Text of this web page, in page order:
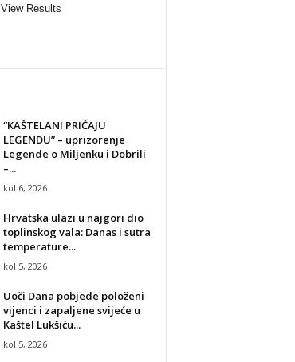
View Results
“KAŠTELANI PRIČAJU
LEGENDU” – uprizorenje
Legende o Miljenku i Dobrili
–...
kol 6, 2026
Hrvatska ulazi u najgori dio
toplinskog vala: Danas i sutra
temperature...
kol 5, 2026
Uoči Dana pobjede položeni
vijenci i zapaljene svijeće u
Kaštel Lukšiću...
kol 5, 2026